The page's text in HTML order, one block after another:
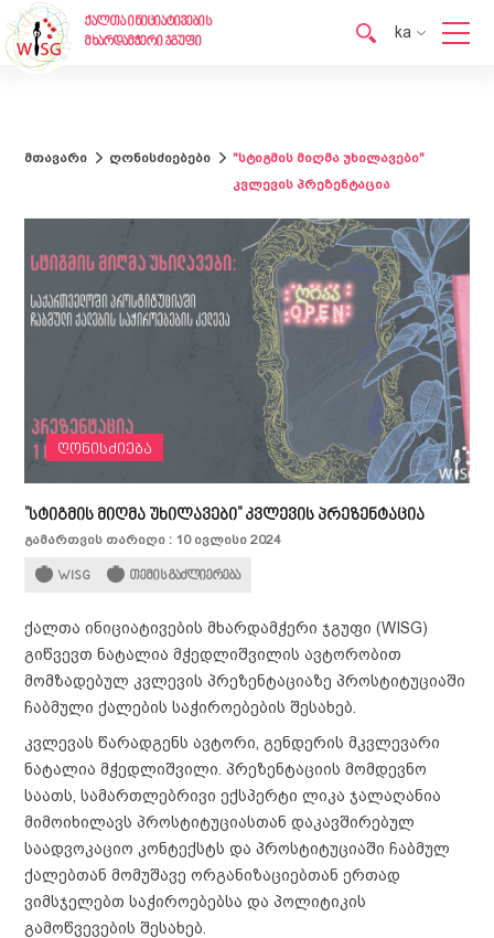
ქალთა ინიციატივების
მხარდამჭერი ჯგუფი
ka
მთავარი ღონისძიებები
"სტიგმის მიღმა უხილავები"
კვლევის პრეზენტაცია
ღონისძიება
"სტიგმის მიღმა უხილავები" კვლევის პრეზენტაცია
გამართვის თარიღი : 10 ივლისი 2024
WISG თემის გაძლიერება
ქალთა ინიციატივების მხარდამჭერი ჯგუფი (WISG)
გიწვევთ ნატალია მჭედლიშვილის ავტორობით
მომზადებულ კვლევის პრეზენტაციაზე პროსტიტუციაში
ჩაბმული ქალების საჭიროებების შესახებ.
კვლევას წარადგენს ავტორი, გენდერის მკვლევარი
ნატალია მჭედლიშვილი. პრეზენტაციის მომდევნო
საათს, სამართლებრივი ექსპერტი ლიკა ჯალაღანია
მიმოიხილავს პროსტიტუციასთან დაკავშირებულ
საადვოკაციო კონტექსტს და პროსტიტუციაში ჩაბმულ
ქალებთან მომუშავე ორგანიზაციებთან ერთად
ვიმსჯელებთ საჭიროებებსა და პოლიტიკის
გამოწვევების შესახებ.